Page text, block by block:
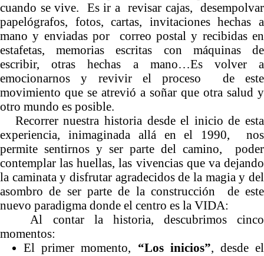
cuando se vive. Es ir a revisar cajas, desempolvar
papelógrafos, fotos, cartas, invitaciones hechas a
mano y enviadas por correo postal y recibidas en
estafetas, memorias escritas con máquinas de
escribir, otras hechas a mano…Es volver a
emocionarnos y revivir el proceso de este
movimiento que se atrevió a soñar que otra salud y
otro mundo es posible.
Recorrer nuestra historia desde el inicio de esta
experiencia, inimaginada allá en el 1990, nos
permite sentirnos y ser parte del camino, poder
contemplar las huellas, las vivencias que va dejando
la caminata y disfrutar agradecidos de la magia y del
asombro de ser parte de la construcción de este
nuevo paradigma donde el centro es la VIDA:
Al contar la historia, descubrimos cinco
momentos:
El primer momento, “Los inicios”, desde el